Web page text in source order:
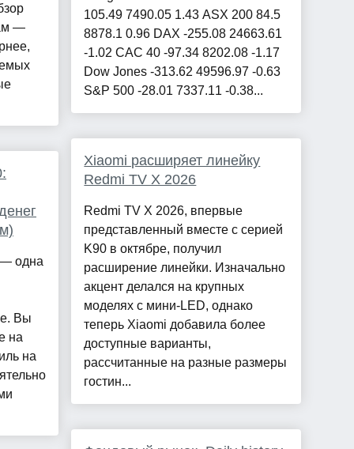
—
одна
Вы
на
на
105.49 7490.05 1.43 ASX 200 84.5
8878.1 0.96 DAX -255.08 24663.61
-1.02 CAC 40 -97.34 8202.08 -1.17
Dow Jones -313.62 49596.97 -0.63
S&P 500 -28.01 7337.11 -0.38...
Xiaomi расширяет линейку
Redmi TV X 2026
Redmi TV X 2026, впервые
представленный вместе с серией
K90 в октябре, получил
расширение линейки. Изначально
акцент делался на крупных
моделях с мини-LED, однако
теперь Xiaomi добавила более
доступные варианты,
рассчитанные на разные размеры
гостин...